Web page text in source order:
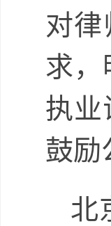
对律
求
执业
鼓励
北